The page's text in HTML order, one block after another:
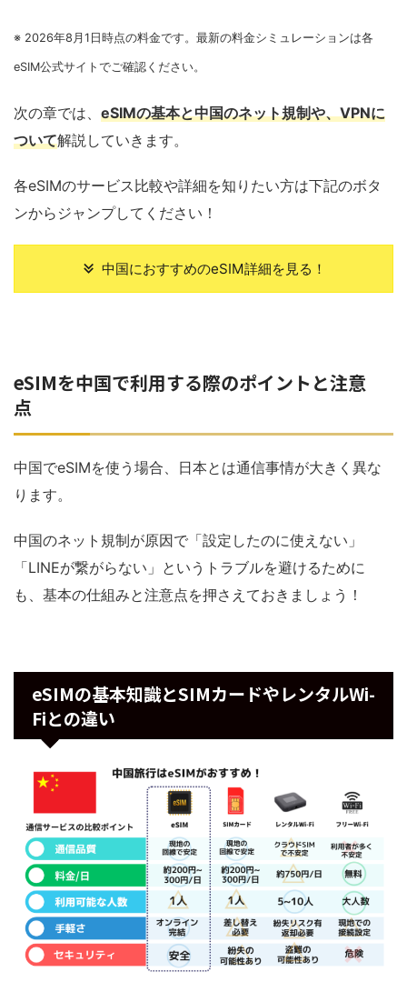
※ 2026年8月1日時点の料金です。最新の料金シミュレーションは各
eSIM公式サイトでご確認ください。
次の章では、 eSIMの基本と中国のネット規制や、VPNに
ついて解説していきます。
各eSIMのサービス比較や詳細を知りたい方は下記のボタ
ンからジャンプしてください！
中国におすすめのeSIM詳細を見る！
eSIMを中国で利用する際のポイントと注意
点
中国でeSIMを使う場合、日本とは通信事情が大きく異な
ります。
中国のネット規制が原因で「設定したのに使えない」
「LINEが繋がらない」というトラブルを避けるために
も、基本の仕組みと注意点を押さえておきましょう！
eSIMの基本知識とSIMカードやレンタルWi-
Fiとの違い